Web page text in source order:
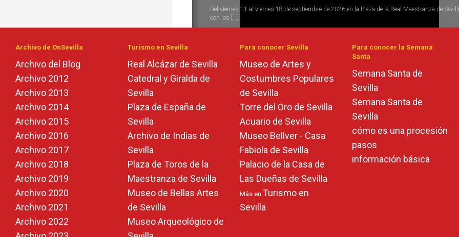
Del viernes 11 al viernes 18 de septiembre de 2026 en la Plaza de la Real Maestranza de
con los [...]
Archivo de OnSevilla
Archivo del Blog
Archivo 2012
Archivo 2013
Archivo 2014
Archivo 2015
Archivo 2016
Archivo 2017
Archivo 2018
Archivo 2019
Archivo 2020
Archivo 2021
Archivo 2022
Turismo en Sevilla
Real Alcázar de Sevilla
Catedral y Giralda de
Sevilla
Plaza de España de
Sevilla
Archivo de Indias de
Sevilla
Plaza de Toros de la
Maestranza de Sevilla
Museo de Bellas Artes
de Sevilla
Museo Arqueológico de
Para conocer Sevilla
Museo de Artes y
Costumbres Populares
de Sevilla
Torre del Oro de Sevilla
Acuario de Sevilla
Museo Bellver - Casa
Fabiola de Sevilla
Palacio de la Casa de
Las Dueñas de Sevilla
Más en Turismo en
Sevilla
Para conocer la Semana
Santa
Semana Santa de
Sevilla
Semana Santa de
Sevilla
cómo es una procesión
pasos
información básica